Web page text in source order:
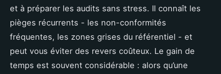
et à préparer les audits sans stress. Il connaît les
pièges récurrents - les non-conformités
fréquentes, les zones grises du référentiel - et
peut vous éviter des revers coûteux. Le gain de
temps est souvent considérable : alors qu’une